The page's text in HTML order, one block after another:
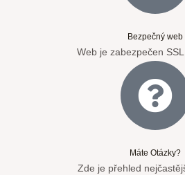
Bezpečný web
Web je zabezpečen
Máte Otázky?
Zde je přehled